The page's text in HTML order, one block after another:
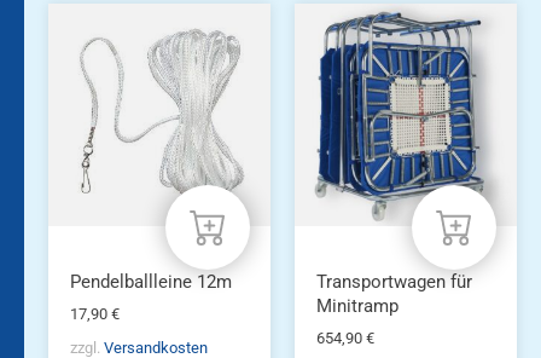
Pendelballleine 12m
17,90 €
zzgl. Versandkosten
Transportwagen für
Minitramp
654,90 €